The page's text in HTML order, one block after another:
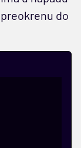
do